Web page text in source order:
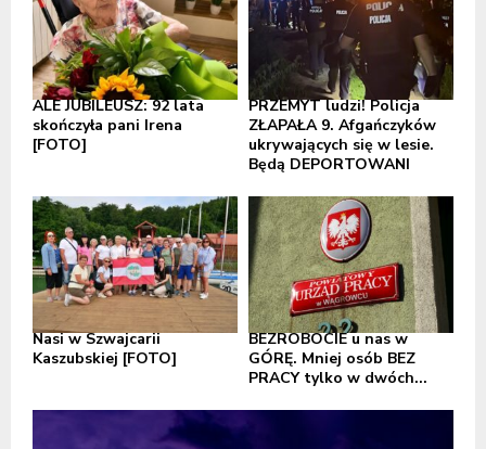
ALE JUBILEUSZ: 92 lata
skończyła pani Irena
[FOTO]
PRZEMYT ludzi! Policja
ZŁAPAŁA 9. Afgańczyków
ukrywających się w lesie.
Będą DEPORTOWANI
Nasi w Szwajcarii
Kaszubskiej [FOTO]
BEZROBOCIE u nas w
GÓRĘ. Mniej osób BEZ
PRACY tylko w dwóch...